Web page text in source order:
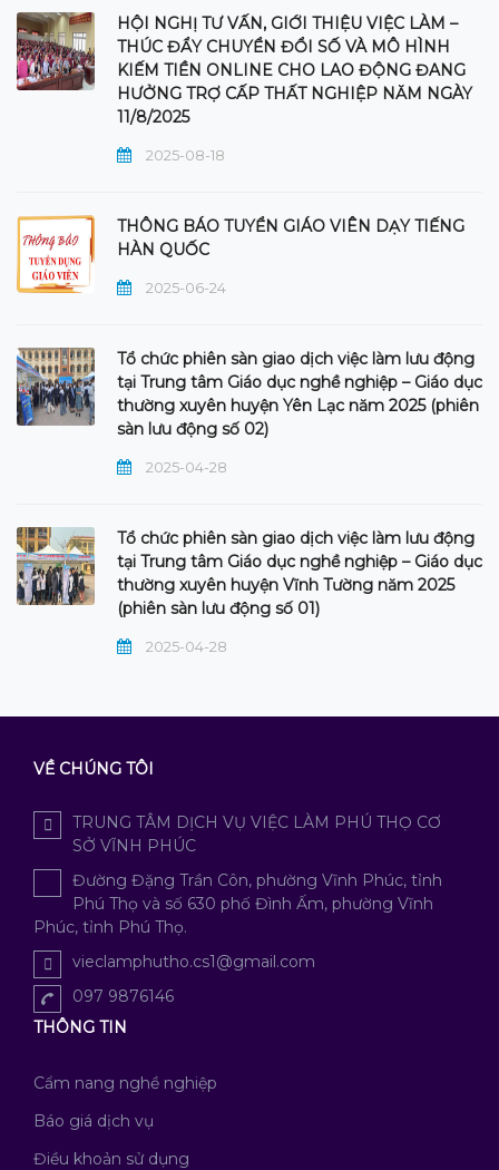
HỘI NGHỊ TƯ VẤN, GIỚI THIỆU VIỆC LÀM –
THÚC ĐẨY CHUYỂN ĐỔI SỐ VÀ MÔ HÌNH
KIẾM TIỀN ONLINE CHO LAO ĐỘNG ĐANG
HƯỞNG TRỢ CẤP THẤT NGHIỆP NĂM NGÀY
11/8/2025
2025-08-18
THÔNG BÁO TUYỂN GIÁO VIÊN DẠY TIẾNG
HÀN QUỐC
2025-06-24
Tổ chức phiên sàn giao dịch việc làm lưu động
tại Trung tâm Giáo dục nghề nghiệp – Giáo dục
thường xuyên huyện Yên Lạc năm 2025 (phiên
sàn lưu động số 02)
2025-04-28
Tổ chức phiên sàn giao dịch việc làm lưu động
tại Trung tâm Giáo dục nghề nghiệp – Giáo dục
thường xuyên huyện Vĩnh Tường năm 2025
(phiên sàn lưu động số 01)
2025-04-28
VỀ CHÚNG TÔI
TRUNG TÂM DỊCH VỤ VIỆC LÀM PHÚ THỌ CƠ
SỞ VĨNH PHÚC
Đường Đặng Trần Côn, phường Vĩnh Phúc, tỉnh
Phú Thọ và số 630 phố Đình Ấm, phường Vĩnh
Phúc, tỉnh Phú Thọ.
vieclamphutho.cs1@gmail.com
097 9876146
THÔNG TIN
Cẩm nang nghề nghiệp
Báo giá dịch vụ
Điều khoản sử dụng